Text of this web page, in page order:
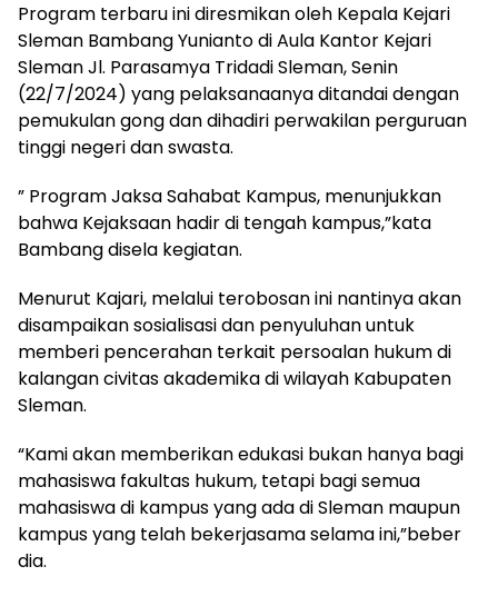
Program terbaru ini diresmikan oleh Kepala Kejari
Sleman Bambang Yunianto di Aula Kantor Kejari
Sleman Jl. Parasamya Tridadi Sleman, Senin
(22/7/2024) yang pelaksanaanya ditandai dengan
pemukulan gong dan dihadiri perwakilan perguruan
tinggi negeri dan swasta.
” Program Jaksa Sahabat Kampus, menunjukkan
bahwa Kejaksaan hadir di tengah kampus,”kata
Bambang disela kegiatan.
Menurut Kajari, melalui terobosan ini nantinya akan
disampaikan sosialisasi dan penyuluhan untuk
memberi pencerahan terkait persoalan hukum di
kalangan civitas akademika di wilayah Kabupaten
Sleman.
“Kami akan memberikan edukasi bukan hanya bagi
mahasiswa fakultas hukum, tetapi bagi semua
mahasiswa di kampus yang ada di Sleman maupun
kampus yang telah bekerjasama selama ini,”beber
dia.